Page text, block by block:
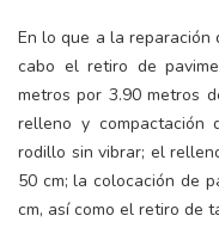
En lo que a la reparación
cabo el retiro de
metros por 3.90 metros
relleno y compactación
rodillo sin vibrar; el
50 cm; la colocación de
cm, así como el retiro de